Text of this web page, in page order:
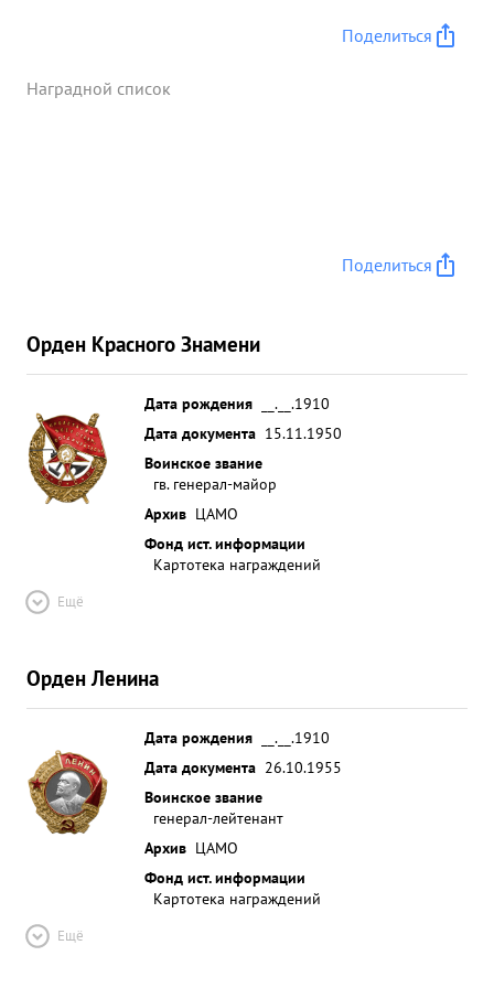
Поделиться
Наградной список
Поделиться
Орден Красного Знамени
Дата рождения
__.__.1910
Дата документа 15.11.1950
Воинское звание
гв. генерал-майор
Архив ЦАМО
Фонд ист. информации
Картотека награждений
Ещё
Орден Ленина
Дата рождения
__.__.1910
Дата документа 26.10.1955
Воинское звание
генерал-лейтенант
Архив ЦАМО
Фонд ист. информации
Картотека награждений
Ещё